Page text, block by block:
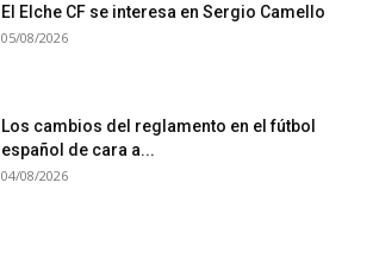
El Elche CF se interesa en Sergio Camello
05/08/2026
Los cambios del reglamento en el fútbol
español de cara a...
04/08/2026